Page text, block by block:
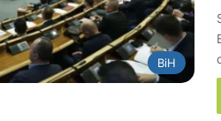
BiH